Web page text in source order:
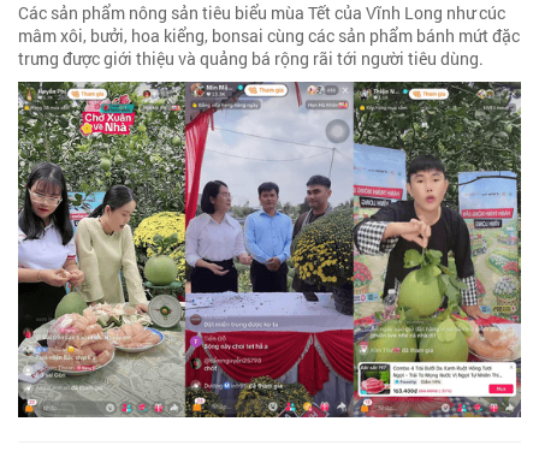
Các sản phẩm nông sản tiêu biểu mùa Tết của Vĩnh Long như cúc
mâm xôi, bưởi, hoa kiểng, bonsai cùng các sản phẩm bánh mứt đặc
trưng được giới thiệu và quảng bá rộng rãi tới người tiêu dùng.